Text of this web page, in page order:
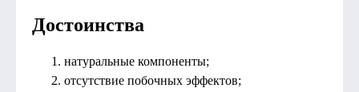
Достоинства
натуральные компоненты;
отсутствие побочных эффектов;